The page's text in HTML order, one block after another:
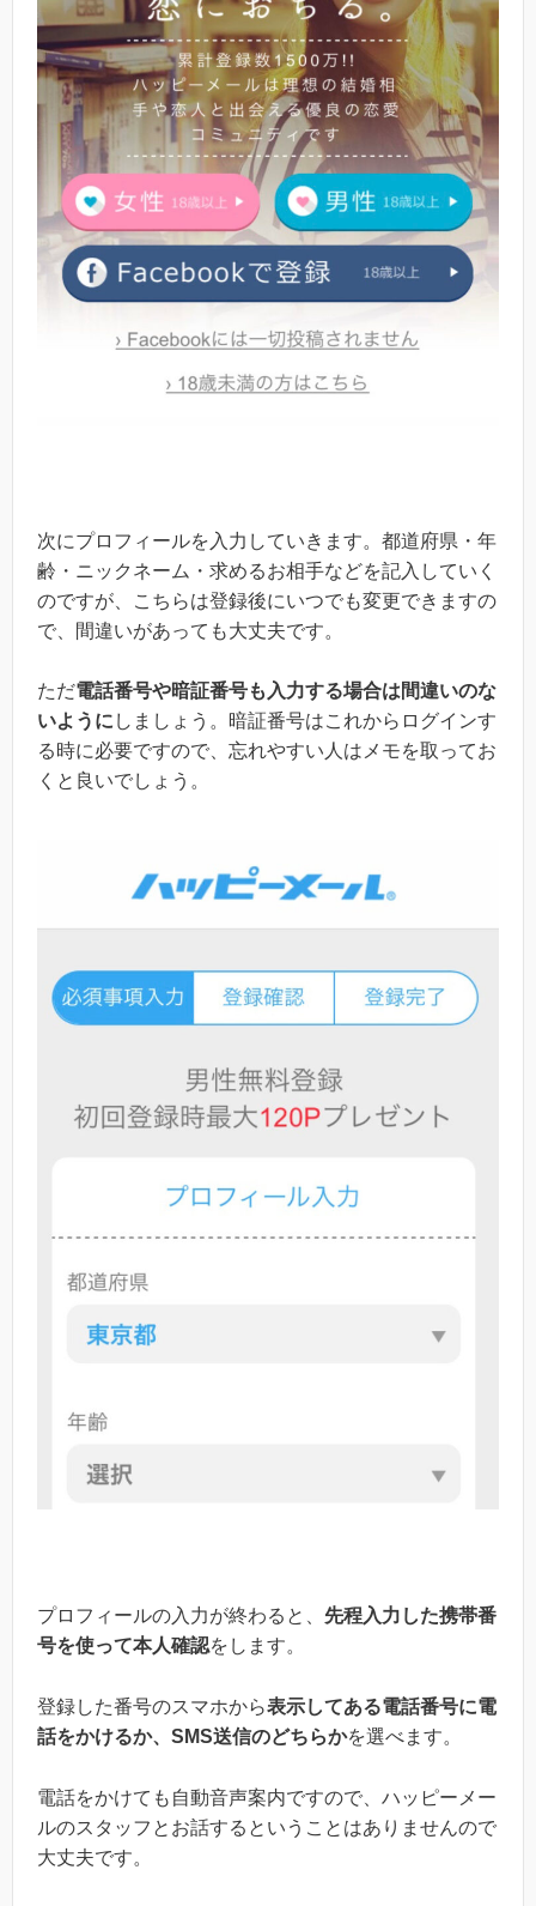
次にプロフィールを入力していきます。都道府県・年
齢・ニックネーム・求めるお相手などを記入していく
のですが、こちらは登録後にいつでも変更できますの
で、間違いがあっても大丈夫です。
ただ電話番号や暗証番号も入力する場合は間違いのな
いように しましょう。暗証番号はこれからログインす
る時に必要ですので、忘れやすい人はメモを取ってお
くと良いでしょう。
プロフィールの入力が終わると、 先程入力した携帯番
号を使って本人確認をします。
登録した番号のスマホから表示してある電話番号に電
話をかけるか、SMS送信のどちらかを選べます。
電話をかけても自動音声案内ですので、ハッピーメー
ルのスタッフとお話するということはありませんので
大丈夫です。